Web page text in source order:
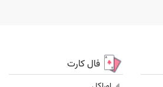
فال کارت